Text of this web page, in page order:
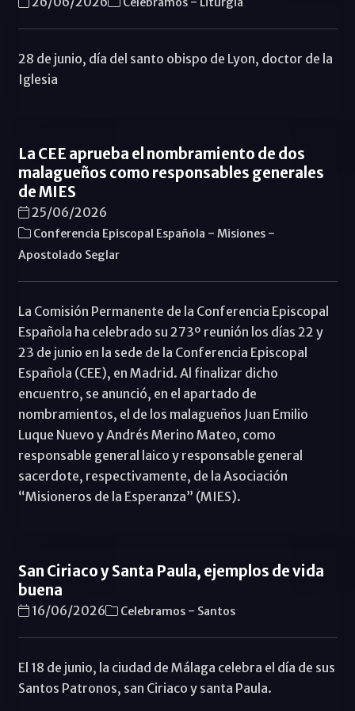
28 de junio, día del santo obispo de Lyon, doctor de la
Iglesia
La CEE aprueba el nombramiento de dos
malagueños como responsables generales
de MIES
25/06/2026
Conferencia Episcopal Española - Misiones -
Apostolado Seglar
La Comisión Permanente de la Conferencia Episcopal
Española ha celebrado su 273º reunión los días 22 y
23 de junio en la sede de la Conferencia Episcopal
Española (CEE), en Madrid. Al finalizar dicho
encuentro, se anunció, en el apartado de
nombramientos, el de los malagueños Juan Emilio
Luque Nuevo y Andrés Merino Mateo, como
responsable general laico y responsable general
sacerdote, respectivamente, de la Asociación
“Misioneros de la Esperanza” (MIES).
San Ciriaco y Santa Paula, ejemplos de vida
buena
16/06/2026 Celebramos - Santos
El 18 de junio, la ciudad de Málaga celebra el día de sus
Santos Patronos, san Ciriaco y santa Paula.